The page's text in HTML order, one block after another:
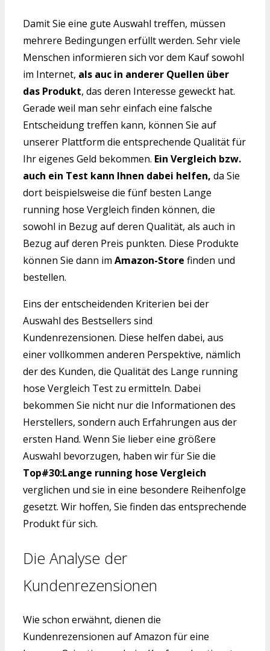
Damit Sie eine gute Auswahl treffen, müssen
mehrere Bedingungen erfüllt werden. Sehr viele
Menschen informieren sich vor dem Kauf sowohl
im Internet, als auc in anderer Quellen über
das Produkt, das deren Interesse geweckt hat.
Gerade weil man sehr einfach eine falsche
Entscheidung treffen kann, können Sie auf
unserer Plattform die entsprechende Qualität für
Ihr eigenes Geld bekommen. Ein Vergleich bzw.
auch ein Test kann Ihnen dabei helfen, da Sie
dort beispielsweise die fünf besten Lange
running hose Vergleich finden können, die
sowohl in Bezug auf deren Qualität, als auch in
Bezug auf deren Preis punkten. Diese Produkte
können Sie dann im Amazon-Store finden und
bestellen.
Eins der entscheidenden Kriterien bei der
Auswahl des Bestsellers sind
Kundenrezensionen. Diese helfen dabei, aus
einer vollkommen anderen Perspektive, nämlich
der des Kunden, die Qualität des Lange running
hose Vergleich Test zu ermitteln. Dabei
bekommen Sie nicht nur die Informationen des
Herstellers, sondern auch Erfahrungen aus der
ersten Hand. Wenn Sie lieber eine größere
Auswahl bevorzugen, haben wir für Sie die
Top#30:Lange running hose Vergleich
verglichen und sie in eine besondere Reihenfolge
gesetzt. Wir hoffen, Sie finden das entsprechende
Produkt für sich.
Die Analyse der
Kundenrezensionen
Wie schon erwähnt, dienen die
Kundenrezensionen auf Amazon für eine